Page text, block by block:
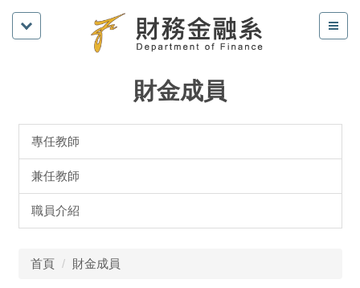
財金成員
專任教師
兼任教師
職員介紹
首頁 財金成員